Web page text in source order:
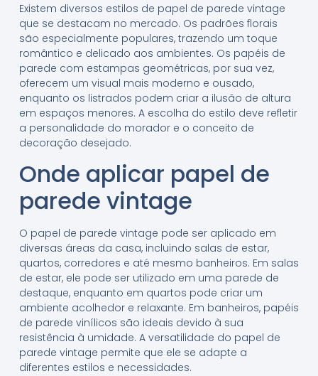
Existem diversos estilos de papel de parede vintage
que se destacam no mercado. Os padrões florais
são especialmente populares, trazendo um toque
romântico e delicado aos ambientes. Os papéis de
parede com estampas geométricas, por sua vez,
oferecem um visual mais moderno e ousado,
enquanto os listrados podem criar a ilusão de altura
em espaços menores. A escolha do estilo deve refletir
a personalidade do morador e o conceito de
decoração desejado.
Onde aplicar papel de
parede vintage
O papel de parede vintage pode ser aplicado em
diversas áreas da casa, incluindo salas de estar,
quartos, corredores e até mesmo banheiros. Em salas
de estar, ele pode ser utilizado em uma parede de
destaque, enquanto em quartos pode criar um
ambiente acolhedor e relaxante. Em banheiros, papéis
de parede vinílicos são ideais devido à sua
resistência à umidade. A versatilidade do papel de
parede vintage permite que ele se adapte a
diferentes estilos e necessidades.